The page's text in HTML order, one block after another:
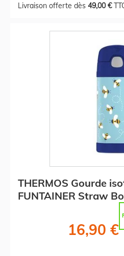
Livraison offerte dès 49,00 €
THERMOS Gourde
FUNTAINER Straw
16,90 €